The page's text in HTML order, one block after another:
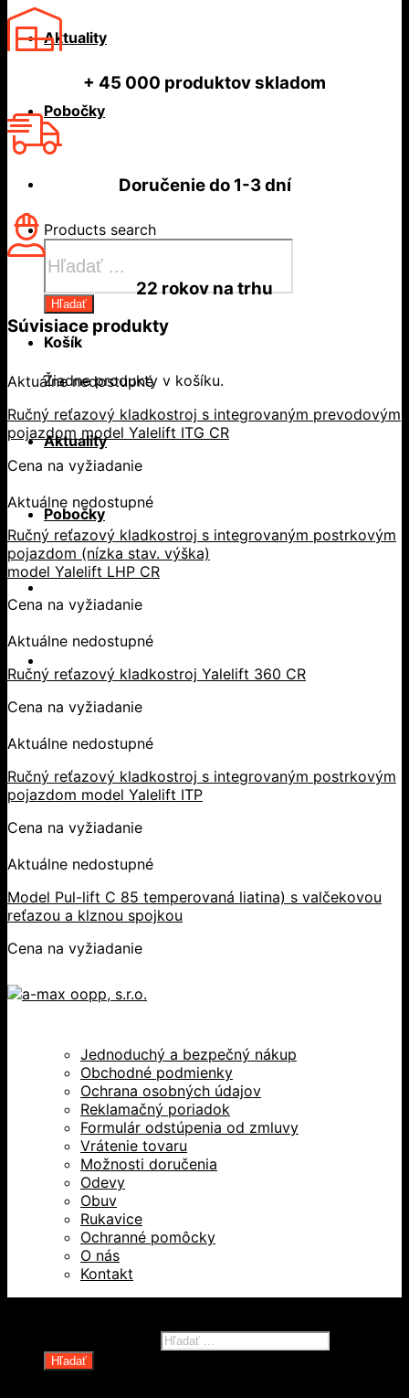
Aktuality
Pobočky
Products search
Hľadať
Košík
Žiadne produkty v košíku.
Aktuality
Pobočky
+ 45 000 produktov skladom
Doručenie do1-3 dní
22 rokovna trhu
Súvisiace produkty
Aktuálne nedostupné
Ručný reťazový kladkostroj s integrovaným prevodovým
pojazdom model Yalelift ITG CR
Cena na vyžiadanie
Aktuálne nedostupné
Ručný reťazový kladkostroj s integrovaným postrkovým
pojazdom (nízka stav. výška)
model Yalelift LHP CR
Cena na vyžiadanie
Aktuálne nedostupné
Ručný reťazový kladkostroj Yalelift 360 CR
Cena na vyžiadanie
Aktuálne nedostupné
Ručný reťazový kladkostroj s integrovaným postrkovým
pojazdom model Yalelift ITP
Cena na vyžiadanie
Aktuálne nedostupné
Model Pul-lift C 85 temperovaná liatina) s valčekovou
reťazou a klznou spojkou
Cena na vyžiadanie
Jednoduchý a bezpečný nákup
Obchodné podmienky
Ochrana osobných údajov
Reklamačný poriadok
Formulár odstúpenia od zmluvy
Vrátenie tovaru
Možnosti doručenia
Odevy
Obuv
Rukavice
Ochranné pomôcky
O nás
Kontakt
Hľadať